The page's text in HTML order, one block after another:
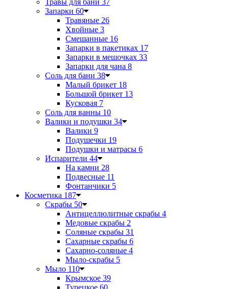
Травы для бани 37
Запарки 60
Травяные 26
Хвойные 3
Смешанные 16
Запарки в пакетиках 17
Запарки в мешочках 33
Запарки для чана 8
Соль для бани 38
Малый брикет 18
Большой брикет 13
Кусковая 7
Соль для ванны 10
Валики и подушки 34
Валики 9
Подушечки 19
Подушки и матрасы 6
Испарители 44
На камни 28
Подвесные 11
Фонтанчики 5
Косметика 187
Скрабы 50
Антицеллюлитные скрабы 4
Медовые скрабы 2
Соляные скрабы 31
Сахарные скрабы 6
Сахарно-соляные 4
Мыло-скрабы 5
Мыло 110
Крымское 39